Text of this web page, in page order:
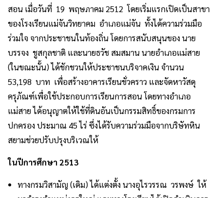
สอน เมื่อวันที่ 19 พฤษภาคม 2512 โดยเริ่มแรกเปิดเป็นสาขา
ของโรงเรียนแม่จันวิทยาคม อำเภอแม่จัน ทั้งได้ความร่วมมือ
ร่วมใจ จากประชาชนในท้องถิ่น โดยการสนับสนุนของ นาย
บรรจง ชูสกุลชาติ และนายธวัช สมสมาน นายอำเภอแม่สาย
(ในขณะนั้น) ได้ชักชวนให้ประชาชนบริจาคเงิน จำนวน
53,198 บาท เพื่อสร้างอาคารเรียนชั่วคราว และจัดหาวัสดุ
ครุภัณฑ์เพื่อใช้ประกอบการเรียนการสอน โดยทางอำเภอ
แม่สาย ได้อนุญาตให้ใช้ที่ดินอันเป็นกรรมสิทธิ์ของกรมการ
ปกครอง ประมาณ 45 ไร่ ซึ่งได้รับความร่วมมือจากบริษัทหิน
สยามช่วยปรับปรุงบริเวณให้
ในปีการศึกษา 2513
ทางกรมวิสามัญ (เดิม) ได้แต่งตั้ง นางอุไรวรรณ วรพงษ์ ให้